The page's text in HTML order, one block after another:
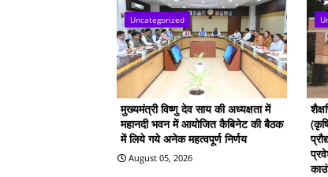
Uncategorized
मुख्यमंत्री विष्णु देव साय की अध्यक्षता में
महानदी भवन में आयोजित कैबिनेट की बैठक
में लिये गये अनेक महत्वपूर्ण निर्णय
August 05, 2026